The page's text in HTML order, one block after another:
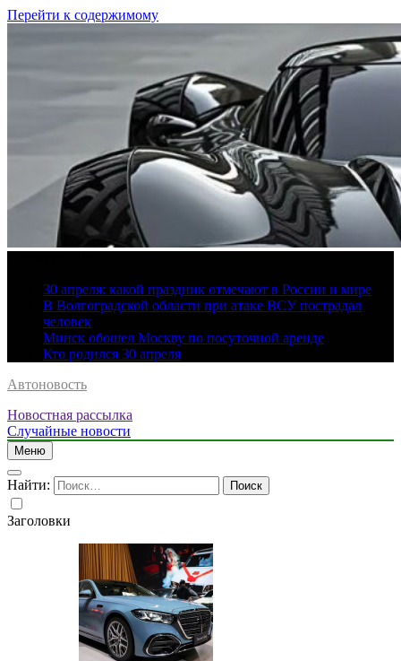
Перейти к содержимому
30 апреля: какой праздник отмечают в России и мире
В Волгоградской области при атаке ВСУ пострадал
человек
Минск обошел Москву по посуточной аренде
Кто родился 30 апреля
Автоновость
Новостная рассылка
Случайные новости
Меню
Найти:
Заголовки